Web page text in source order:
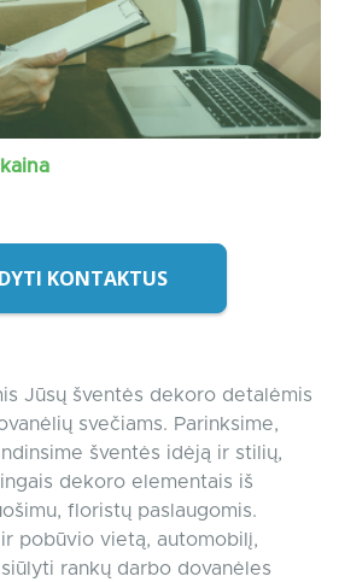
KONTAKTUS
Jūsų šventės dekoro detalėmis
svečiams. Parinksime,
šventės idėją ir stilių,
dekoro elementais iš
floristų paslaugomis.
pobūvio vietą, automobilį,
rankų darbo dovanėles